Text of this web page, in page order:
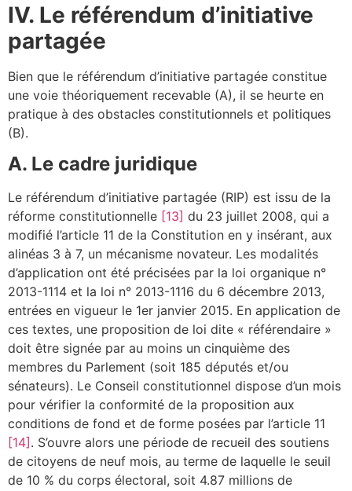
IV. Le référendum d’initiative
partagée
Bien que le référendum d’initiative partagée constitue
une voie théoriquement recevable (A), il se heurte en
pratique à des obstacles constitutionnels et politiques
(B).
A. Le cadre juridique
Le référendum d’initiative partagée (RIP) est issu de la
réforme constitutionnelle [13] du 23 juillet 2008, qui a
modifié l’article 11 de la Constitution en y insérant, aux
alinéas 3 à 7, un mécanisme novateur. Les modalités
d’application ont été précisées par la loi organique n°
2013-1114 et la loi n° 2013-1116 du 6 décembre 2013,
entrées en vigueur le 1er janvier 2015. En application de
ces textes, une proposition de loi dite « référendaire »
doit être signée par au moins un cinquième des
membres du Parlement (soit 185 députés et/ou
sénateurs). Le Conseil constitutionnel dispose d’un mois
pour vérifier la conformité de la proposition aux
conditions de fond et de forme posées par l’article 11
[14] . S’ouvre alors une période de recueil des soutiens
de citoyens de neuf mois, au terme de laquelle le seuil
de 10 % du corps électoral, soit 4.87 millions de